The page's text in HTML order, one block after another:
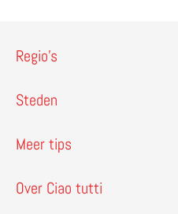
Regio’s
Steden
Meer tips
Over Ciao tutti